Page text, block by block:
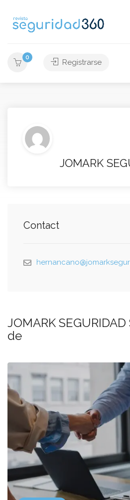
0
Registrarse
JOMARK
Contact
JOMARK
de